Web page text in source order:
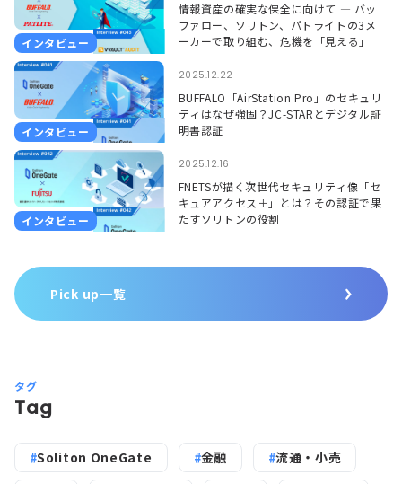
インタビュー
情報資産の確実な保全に向けて ― バッ
ファロー、ソリトン、パトライトの3メ
ーカーで取り組む、危機を「見える」
―
インタビュー
2025.12.22
BUFFALO「AirStation Pro」のセキュリ
ティはなぜ強固？JC-STARとデジタル証
明書認証
インタビュー
2025.12.16
FNETSが描く次世代セキュリティ像「セ
キュアアクセス＋」とは？その認証で果
たすソリトンの役割
Pick up一覧
タグ
Tag
Soliton OneGate 金融 流通・小売